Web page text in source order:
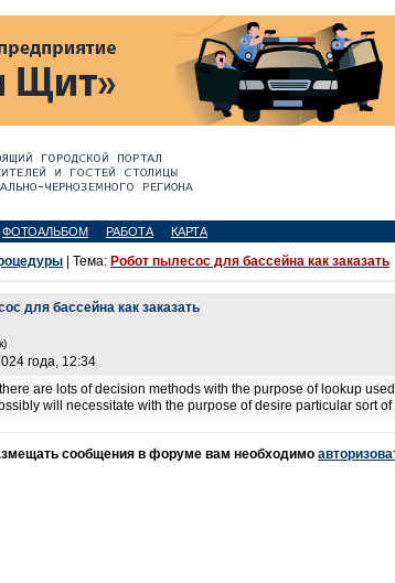
ФОТОАЛЬБОМ РАБОТА КАРТА
| Тема: Робот пылесос для бассейна как заказать
для бассейна как заказать
года, 12:34
are lots of decision methods with the purpose of lookup
will necessitate with the purpose of desire particular sort
сообщения в форуме вам необходимо